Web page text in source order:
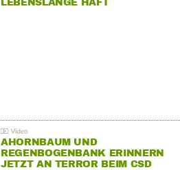
LEBENSLANGE HAFT
AHORNBAUM UND
REGENBOGENBANK ERINNERN
JETZT AN TERROR BEIM CSD